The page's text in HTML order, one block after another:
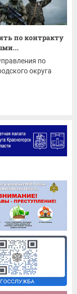
по контракту
по
округа